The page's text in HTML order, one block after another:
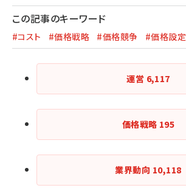
この記事のキーワード
#コスト #価格戦略 #価格競争 #価格設定
運営 6,117
価格戦略 195
業界動向 10,118